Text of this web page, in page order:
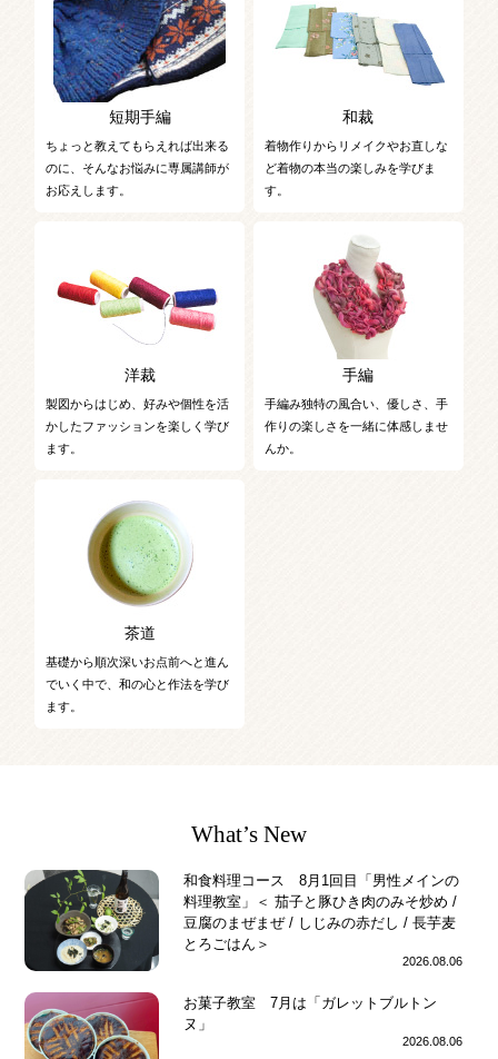
短期手編
ちょっと教えてもらえれば出来る
のに、そんなお悩みに専属講師が
お応えします。
和裁
着物作りからリメイクやお直しな
ど着物の本当の楽しみを学びま
す。
洋裁
製図からはじめ、好みや個性を活
かしたファッションを楽しく学び
ます。
手編
手編み独特の風合い、優しさ、手
作りの楽しさを一緒に体感しませ
んか。
茶道
基礎から順次深いお点前へと進ん
でいく中で、和の心と作法を学び
ます。
What’s New
和食料理コース 8月1回目「男性メインの
料理教室」＜ 茄子と豚ひき肉のみそ炒め /
豆腐のまぜまぜ / しじみの赤だし / 長芋麦
とろごはん＞
2026.08.06
お菓子教室 7月は「ガレットブルトン
ヌ」
2026.08.06